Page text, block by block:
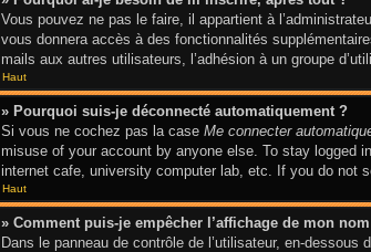
Vous pouvez ne pas le faire, il appartient à
vous donnera accès à des fonctionnalités
mails aux autres utilisateurs, l’adhésion à un groupe
Haut
» Pourquoi suis-je déconnecté automatiquement ?
Si vous ne cochez pas la case Me connecter
misuse of your account by anyone else. To stay logged
internet cafe, university computer lab, etc. If you do not
Haut
» Comment puis-je empêcher l’affichage de mon
Dans le panneau de contrôle de l’utilisateur, en-dessous